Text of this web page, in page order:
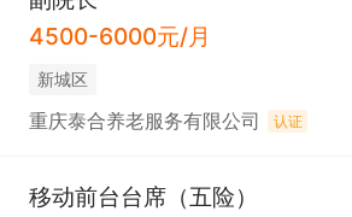
4500-6000元/月
新城区
重庆泰合养老服务有限公司 认证
移动前台台席（五险）